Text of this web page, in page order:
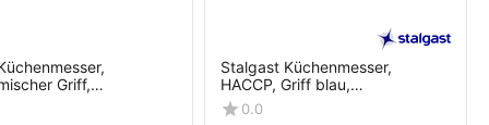
Griff,
18 cm
Stalgast Küchenmesser,
HACCP, Griff blau,
Edelstahlklinge 22 cm
0.0